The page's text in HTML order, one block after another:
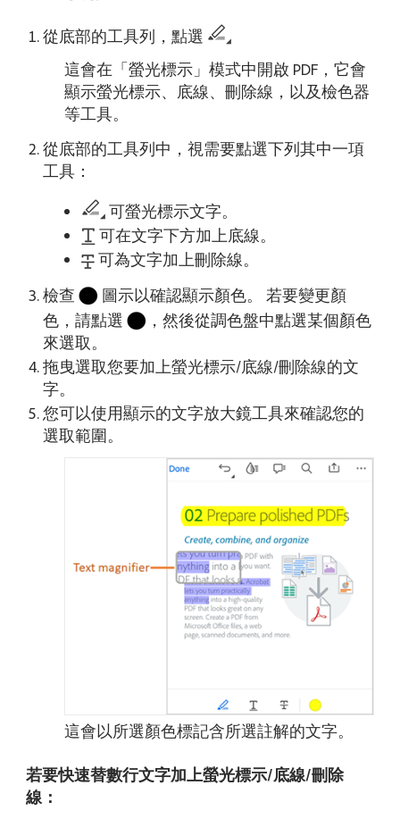
從底部的工具列，點選
這會在「螢光標示」模式中開啟 PDF，它會
顯示螢光標示、底線、刪除線，以及檢色器
等工具。
從底部的工具列中，視需要點選下列其中一項
工具：
可螢光標示文字。
可在文字下方加上底線。
可為文字加上刪除線。
檢查
圖示以確認顯示顏色。 若要變更顏
色，請點選
，然後從調色盤中點選某個顏色
來選取。
拖曳選取您要加上螢光標示/底線/刪除線的文
字。
您可以使用顯示的文字放大鏡工具來確認您的
選取範圍。
這會以所選顏色標記含所選註解的文字。
若要快速替數行文字加上螢光標示/底線/刪除
線：